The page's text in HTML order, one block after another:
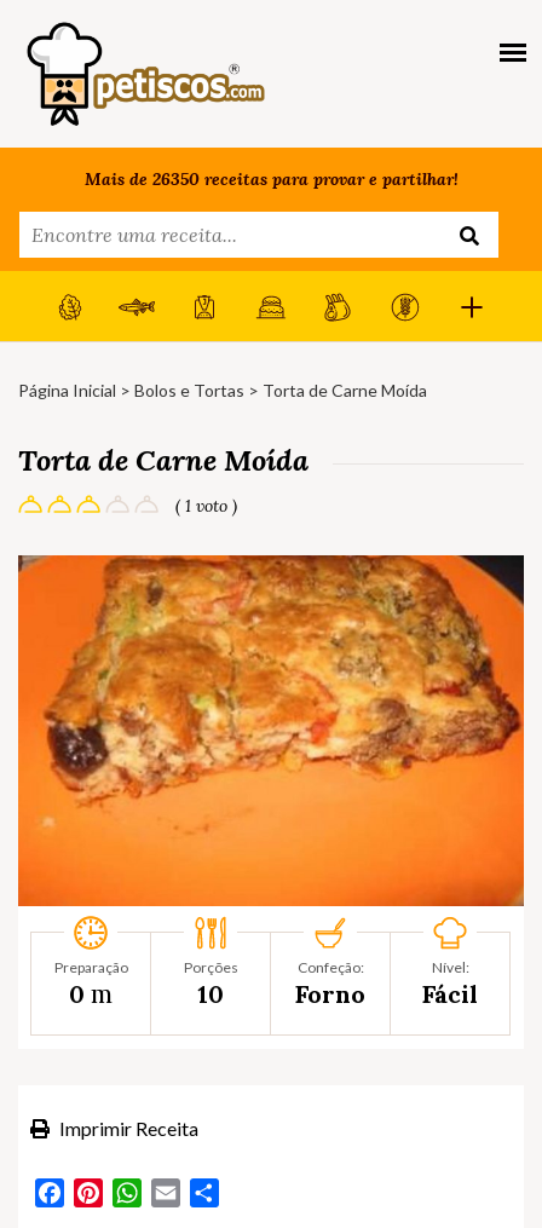
Mais de 26350 receitas para provar e partilhar!
Página Inicial > Bolos e Tortas > Torta de Carne Moída
Torta de Carne Moída
( 1 voto )
Preparação
0 m
Porções
10
Confeção:
Forno
Nível:
Fácil
Imprimir Receita
FacebookPinterestWhatsApp
Email